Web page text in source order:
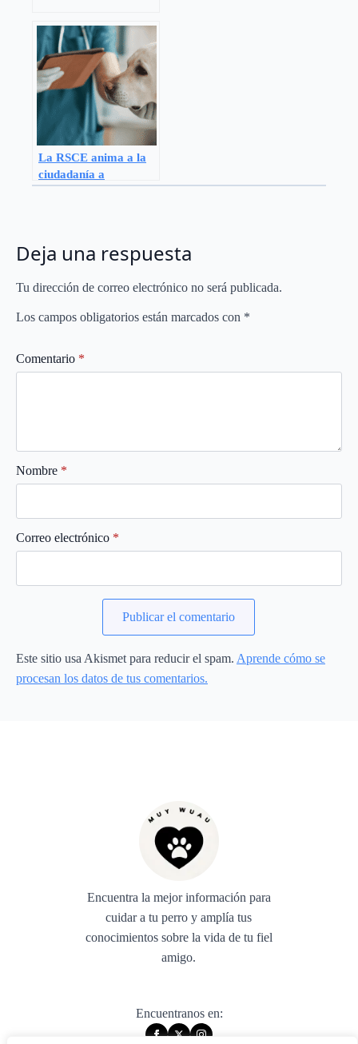
el maltrato animal
ante la próxima ley.
La RSCE anima a la
ciudadanía a
Deja una respuesta
Tu dirección de correo electrónico no será publicada.
Los campos obligatorios están marcados con *
Comentario *
Nombre *
Correo electrónico *
Este sitio usa Akismet para reducir el spam. Aprende cómo se
procesan los datos de tus comentarios.
Encuentra la mejor información para
cuidar a tu perro y amplía tus
conocimientos sobre la vida de tu fiel
amigo.
Encuentranos en: